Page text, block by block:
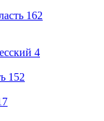
162
4
152